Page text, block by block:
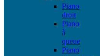
Piano
droit
Piano
à
queue
Piano